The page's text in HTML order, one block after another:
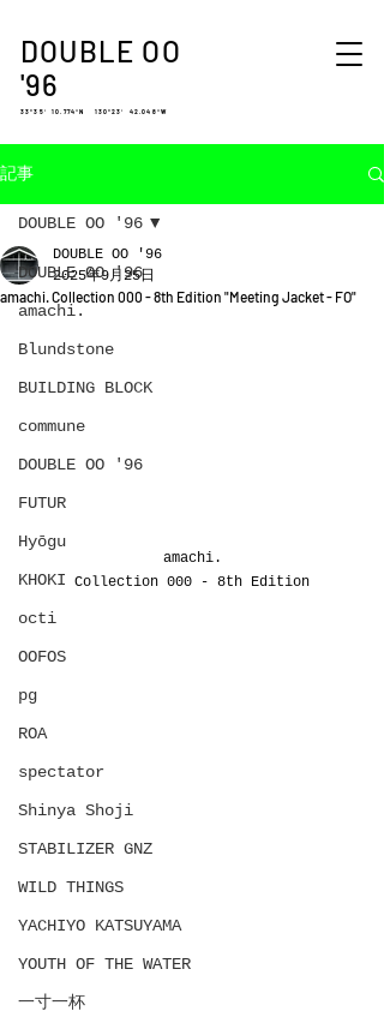
DOUBLE OO
'96
33°35′ 10.774″N 130°23′ 42.048″W
記事
DOUBLE OO '96
amachi.
Blundstone
BUILDING BLOCK
commune
DOUBLE OO '96
FUTUR
Hyōgu
KHOKI
octi
OOFOS
pg
ROA
spectator
Shinya Shoji
STABILIZER GNZ
WILD THINGS
YACHIYO KATSUYAMA
YOUTH OF THE WATER
一寸一杯
DOUBLE OO '96
amachi. Collection 000 - 8th Edition "Meeting Jacket - FO"
DOUBLE OO '96
2025年9月25日
amachi.
Collection 000 - 8th Edition